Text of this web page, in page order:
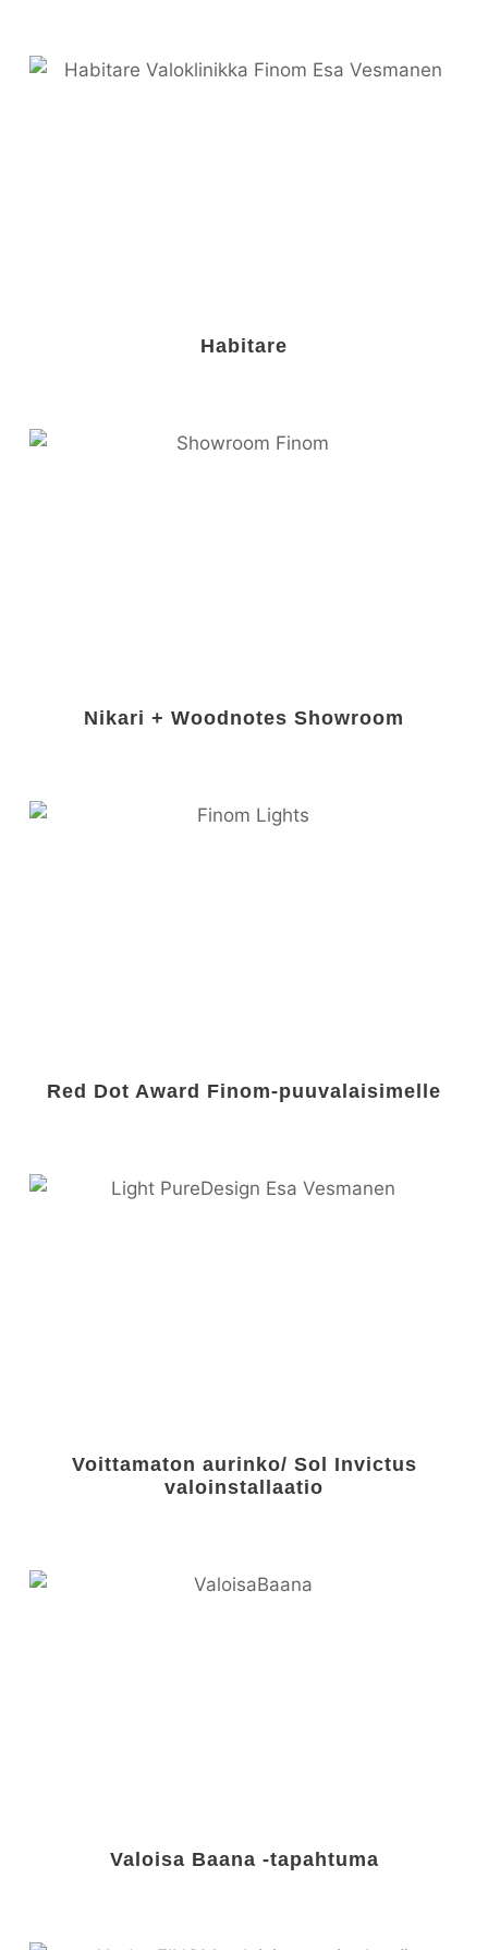
Habitare
Nikari + Woodnotes Showroom
Red Dot Award Finom-puuvalaisimelle
Voittamaton aurinko/ Sol Invictus
valoinstallaatio
Valoisa Baana -tapahtuma